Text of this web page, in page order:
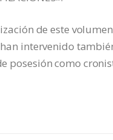
de este
intervenido
posesión como